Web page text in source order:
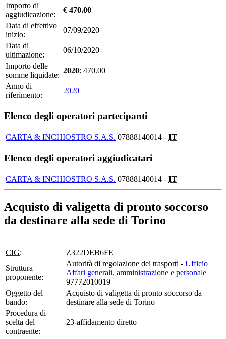
Importo di
aggiudicazione:
€ 470.00
Data di effettivo
inizio:
07/09/2020
Data di
ultimazione:
06/10/2020
Importo delle
somme liquidate:
2020: 470.00
Anno di
riferimento:
2020
Elenco degli operatori partecipanti
CARTA & INCHIOSTRO S.A.S. 07888140014 - IT
Elenco degli operatori aggiudicatari
CARTA & INCHIOSTRO S.A.S. 07888140014 - IT
Acquisto di valigetta di pronto soccorso
da destinare alla sede di Torino
CIG:
Z322DEB6FE
Struttura
proponente:
Autorità di regolazione dei trasporti - Ufficio
Affari generali, amministrazione e personale
97772010019
Oggetto del
bando:
Acquisto di valigetta di pronto soccorso da
destinare alla sede di Torino
Procedura di
scelta del
contraente:
23-affidamento diretto